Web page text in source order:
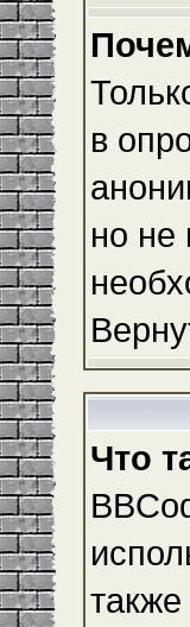
в
но не
Что